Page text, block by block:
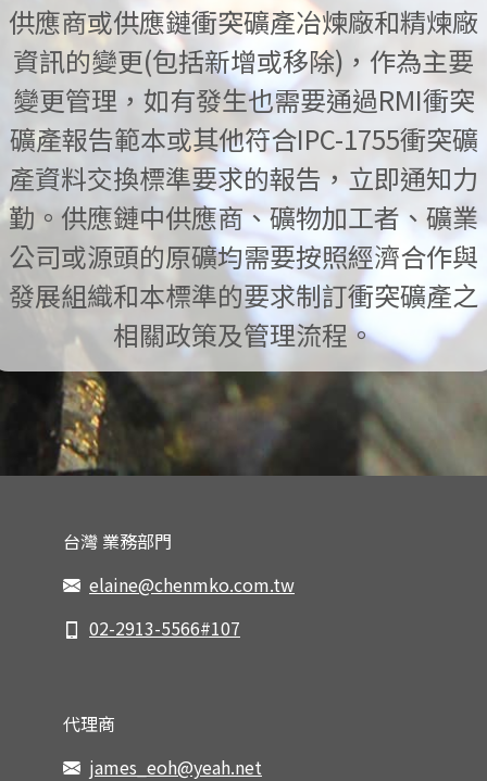
供應商或供應鏈衝突礦產冶煉廠和精煉廠
資訊的變更(包括新增或移除)，作為主要
變更管理，如有發生也需要通過RMI衝突
礦產報告範本或其他符合IPC-1755衝突礦
產資料交換標準要求的報告，立即通知力
勤。供應鏈中供應商、礦物加工者、礦業
公司或源頭的原礦均需要按照經濟合作與
發展組織和本標準的要求制訂衝突礦產之
相關政策及管理流程。
台灣 業務部門
elaine@chenmko.com.tw
02-2913-5566#107
代理商
james_eoh@yeah.net